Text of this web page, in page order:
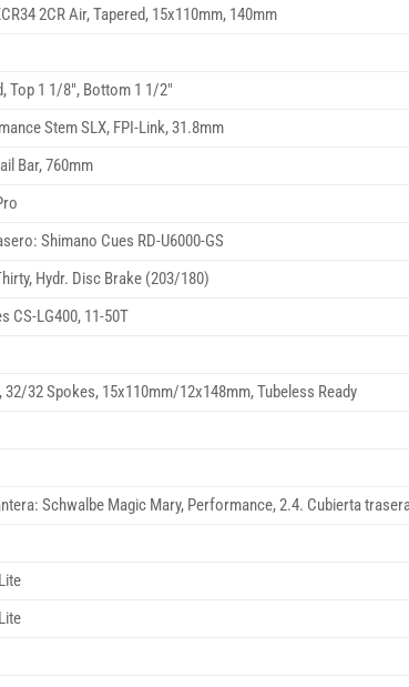
2CR Air, Tapered, 15x110mm, 140mm
Top 1 1/8″, Bottom 1 1/2″
Stem SLX, FPI-Link, 31.8mm
Bar, 760mm
Shimano Cues RD-U6000-GS
Hydr. Disc Brake (203/180)
CS-LG400, 11-50T
32/32 Spokes, 15x110mm/12x148mm, Tubeless Ready
Schwalbe Magic Mary, Performance, 2.4. Cubierta